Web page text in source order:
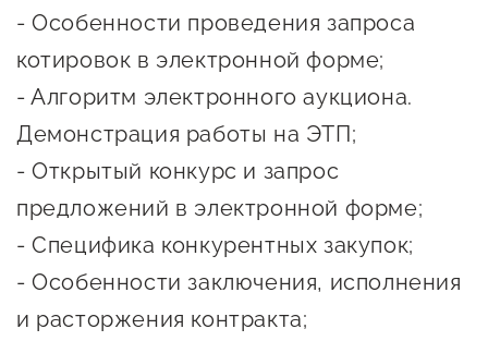
мероприятий для
предпринимателей
Истории успеха
Проекты
Оказание услуг в
социальной сфере
О центре
Проекты
Поддержка центра
Истории успеха
технологического и
креативного
предпринимательства
О центре
Обучающие
мероприятия
Проекты
Поддержка центра
Центр поддержки экспорта
Справочник
предпринимателя
- Особенности проведения запроса
котировок в электронной форме;
- Алгоритм электронного аукциона.
Демонстрация работы на ЭТП;
- Открытый конкурс и запрос
предложений в электронной форме;
- Специфика конкурентных закупок;
- Особенности заключения, исполнения
и расторжения контракта;